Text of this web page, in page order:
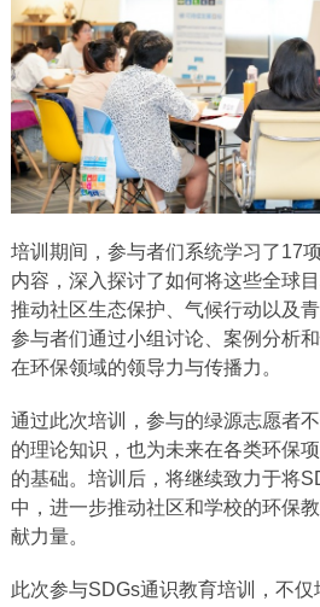
培训期间，参与者们系统学习了17
内容，深入探讨了如何将这些全球
推动社区生态保护、气候行动以及
参与者们通过小组讨论、案例分析
在环保领域的领导力与传播力。
通过此次培训，参与的绿源志愿者
的理论知识，也为未来在各类环保
的基础。培训后，将继续致力于将
中，进一步推动社区和学校的环保
献力量。
此次参与SDGs通识教育培训，不